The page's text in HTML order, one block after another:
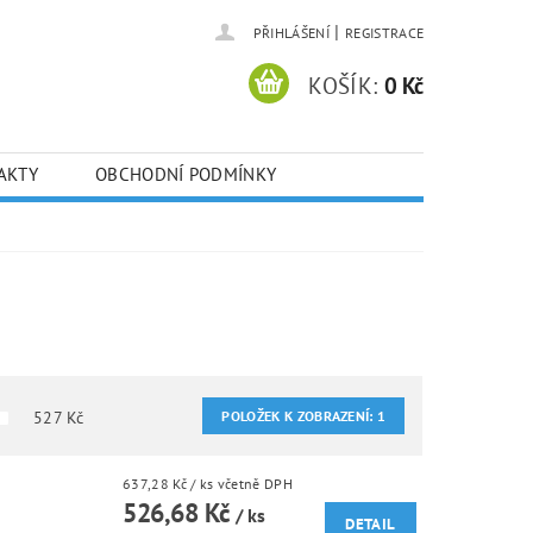
PŘIHLÁŠENÍ | REGISTRACE
KOŠÍK: 0 Kč
OBCHODNÍ PODMÍNKY
527Kč POLOŽEK K ZOBRAZENÍ: 1
637,28 Kč/ ks včetně DPH
526,68 Kč/ ks DETAIL